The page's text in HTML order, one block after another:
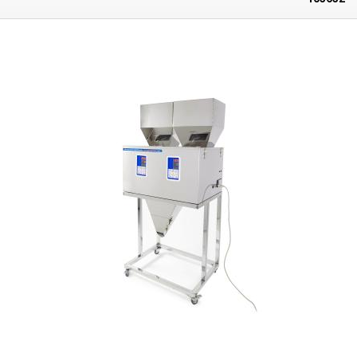
zařízením (PLC, časovač...) Dávkovač je vhodný k dávkování a přípavě
kávová zrna, apod. Hmotnost každé mísené položky je nastavena zcela
nezávisle v gramech. Celonerezový dávkovač se skládá ze čtyř
samostatných zásobníků o objemu 18L(celkem 72L ve všech
zásobnících) a čtyř vážicích vibračních jednotek, dávkovaný materiál se
za pomocí vibrací přesouvá na váhu a po dosažení nastavené váhy je
materiál vysypán postupně či najednou ze všech vah do společného
vyústění. Každou váhu je možné nastavit v rozmezí 10-500g celková
dávkovaná hmotnost tak může být v rozsahu 40-2000g při využítí všech
vážících jednotek najednou. Každou váhu je možné nastavit jinak a tím
ovlivnit a změnit poměr dávkování přesně dle vašich potřeb. Dávkovač je
postaven na pevném kovovém rámu s kolečky o celkové výšce 1170mm.
Díky kolečkům je možné robustní přístroj jednoduše přemístit dle
potřeby například při úklidu čištění pracovního místa, nebo servisu
zařízení. Kolečka jsou vybavena brzdou, která brání posuvu přístroje při
práci. Dávkovací jednotka je upevněna na kovovém rámu pomocí